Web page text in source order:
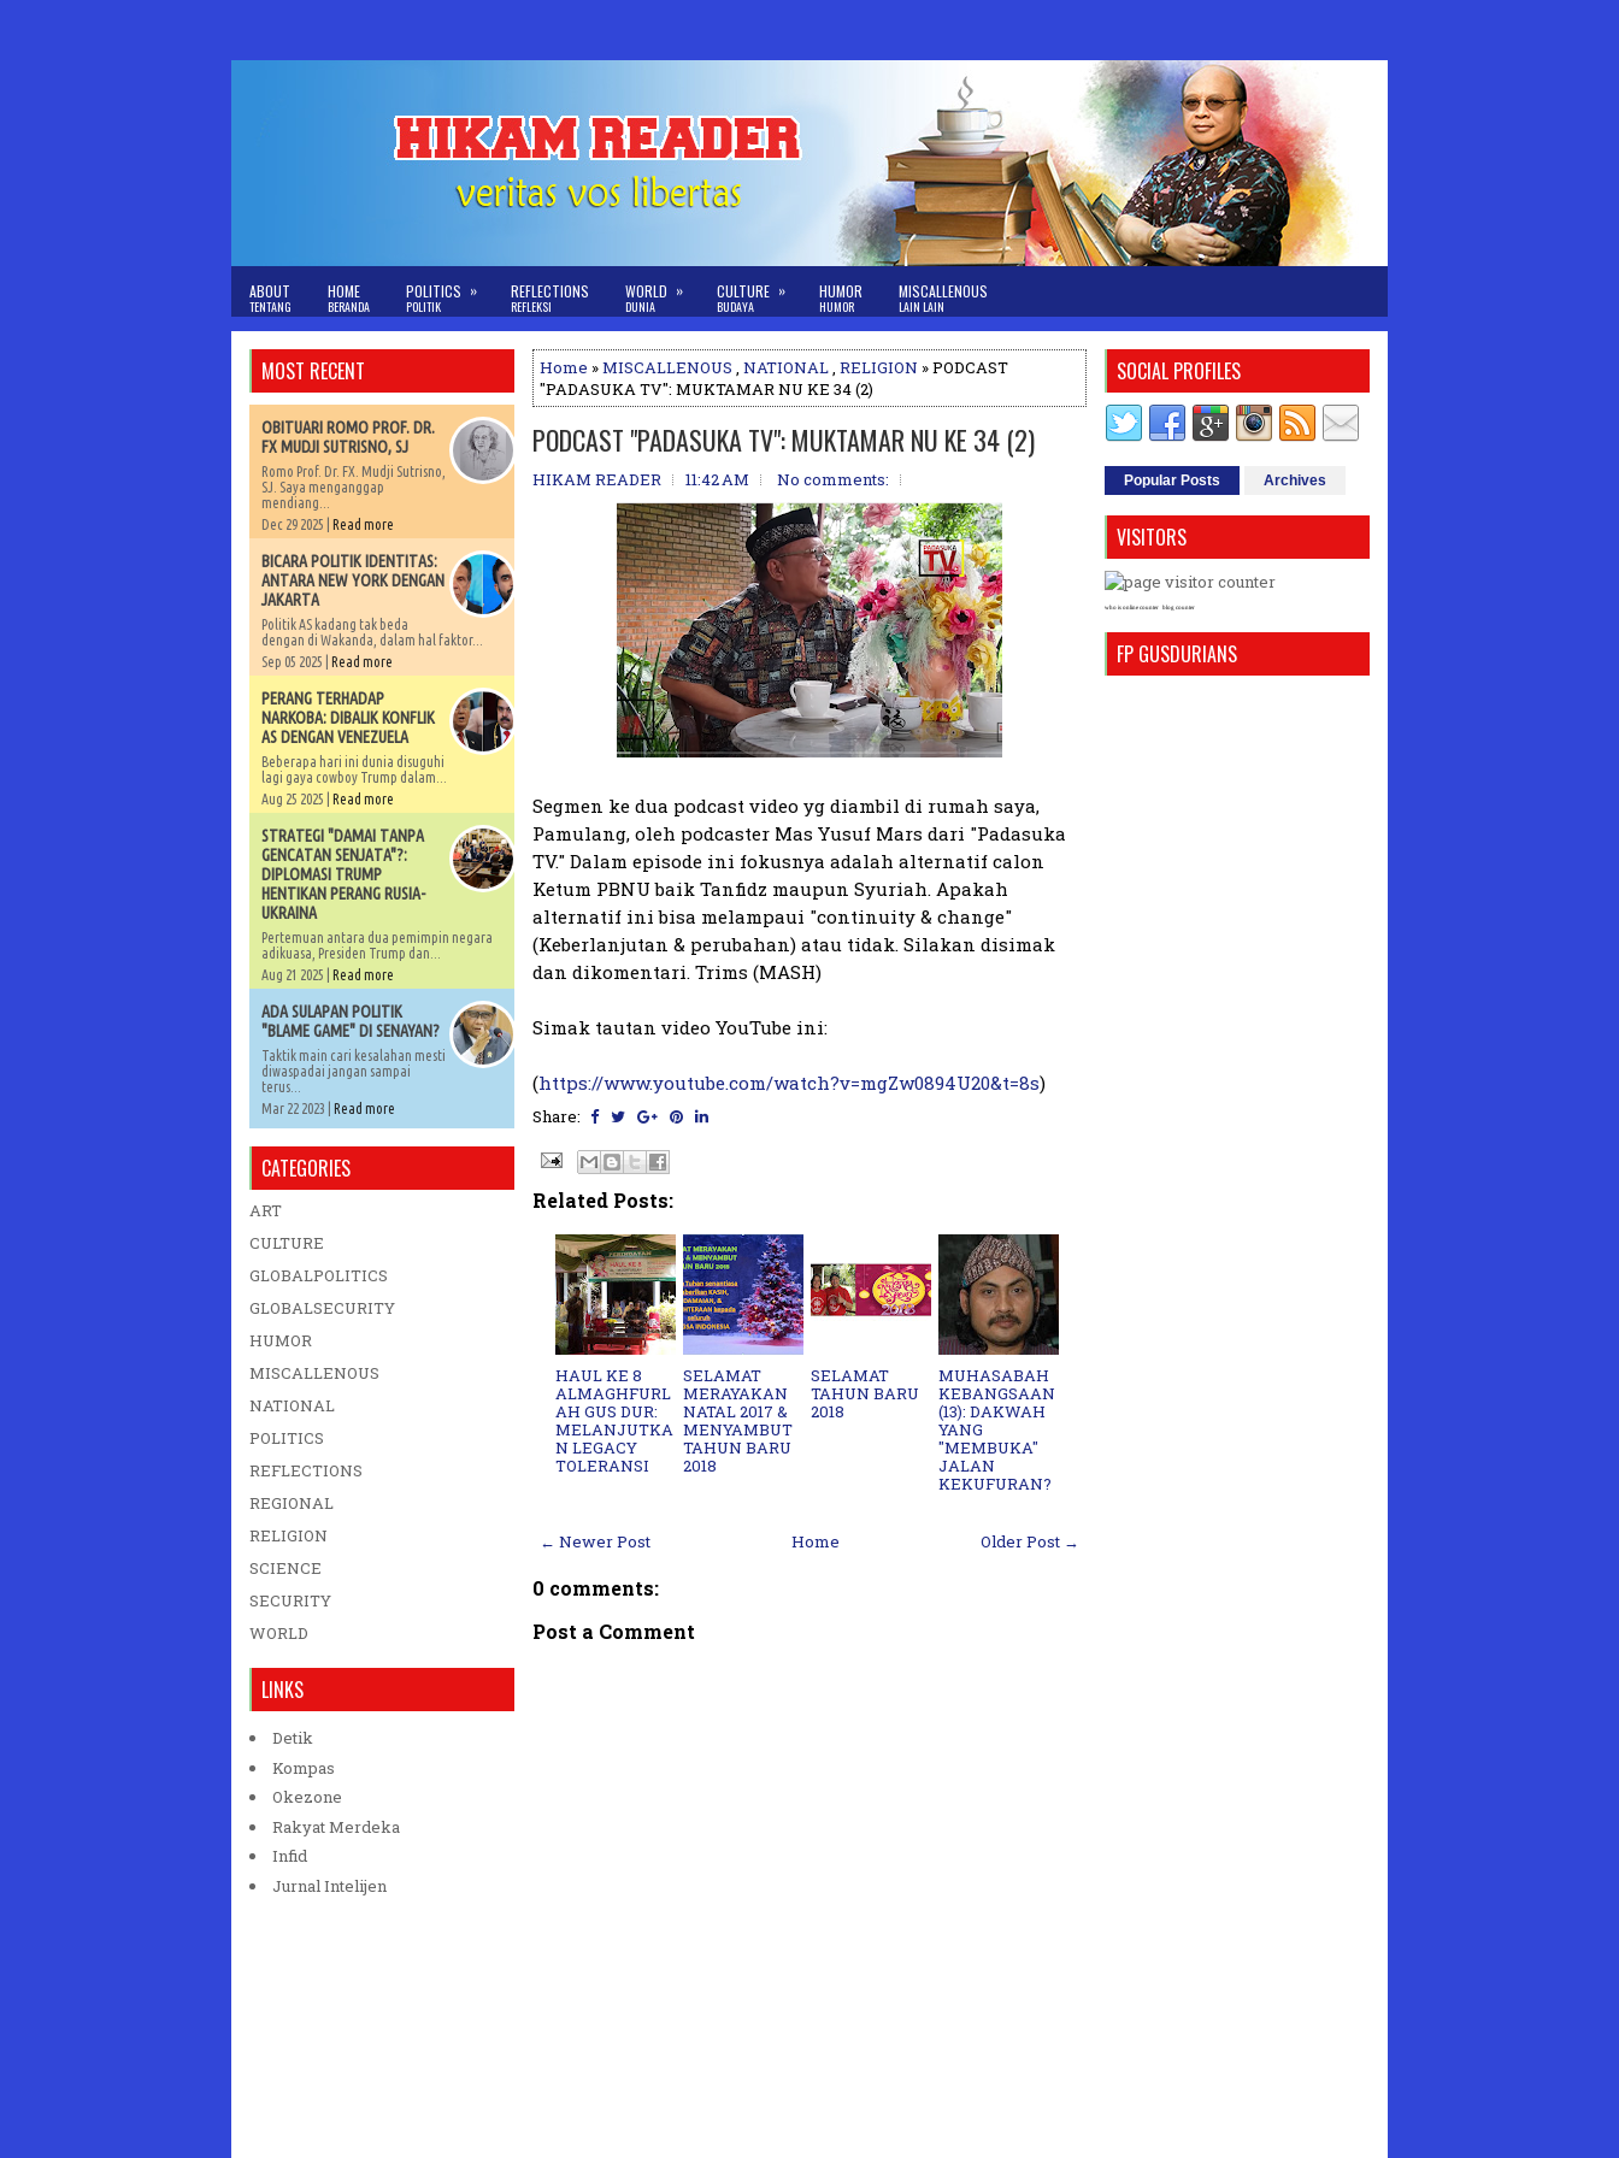
ABOUT
TENTANG
HOME
BERANDA
POLITICS
POLITIK
» REFLECTIONS
REFLEKSI
WORLD
DUNIA
» CULTURE
BUDAYA
» HUMOR
HUMOR
MISCALLENOUS
LAIN LAIN
Home »MISCALLENOUS , NATIONAL, RELIGION » PODCAST
"PADASUKA TV": MUKTAMAR NU KE 34 (2)
PODCAST "PADASUKA TV": MUKTAMAR NU KE 34 (2)
HIKAM READER 11:42 AM No comments:
Segmen ke dua podcast video yg diambil di rumah saya,
Pamulang, oleh podcaster Mas Yusuf Mars dari "Padasuka
TV." Dalam episode ini fokusnya adalah alternatif calon
Ketum PBNU baik Tanfidz maupun Syuriah. Apakah
alternatif ini bisa melampaui "continuity & change"
(Keberlanjutan & perubahan) atau tidak. Silakan disimak
dan dikomentari. Trims (MASH)
Simak tautan video YouTube ini:
(https://www.youtube.com/watch?v=mgZw0894U20&t=8s)
Share:
Related Posts:
HAUL KE 8
ALMAGHFURL
AH GUS DUR:
MELANJUTKA
N LEGACY
TOLERANSI
SELAMAT
MERAYAKAN
NATAL 2017 &
MENYAMBUT
TAHUN BARU
2018
SELAMAT
TAHUN BARU
2018
MUHASABAH
KEBANGSAAN
(13): DAKWAH
YANG
"MEMBUKA"
JALAN
KEKUFURAN?
← Newer Post Older Post →
Home
0 comments:
Post a Comment
MOST RECENT
OBITUARI ROMO PROF. DR.
FX MUDJI SUTRISNO, SJ
Romo Prof. Dr. FX. Mudji Sutrisno,
SJ. Saya menganggap
mendiang...
Dec 29 2025 | Read more
BICARA POLITIK IDENTITAS:
ANTARA NEW YORK DENGAN
JAKARTA
Politik AS kadang tak beda
dengan di Wakanda, dalam hal faktor...
Sep 05 2025 | Read more
PERANG TERHADAP
NARKOBA: DIBALIK KONFLIK
AS DENGAN VENEZUELA
Beberapa hari ini dunia disuguhi
lagi gaya cowboy Trump dalam...
Aug 25 2025 | Read more
STRATEGI "DAMAI TANPA
GENCATAN SENJATA"?:
DIPLOMASI TRUMP
HENTIKAN PERANG RUSIA-
UKRAINA
Pertemuan antara dua pemimpin negara
adikuasa, Presiden Trump dan...
Aug 21 2025 | Read more
ADA SULAPAN POLITIK
"BLAME GAME" DI SENAYAN?
Taktik main cari kesalahan mesti
diwaspadai jangan sampai
terus...
Mar 22 2023 | Read more
CATEGORIES
ART
CULTURE
GLOBALPOLITICS
GLOBALSECURITY
HUMOR
MISCALLENOUS
NATIONAL
POLITICS
REFLECTIONS
REGIONAL
RELIGION
SCIENCE
SECURITY
WORLD
LINKS
Detik
Kompas
Okezone
Rakyat Merdeka
Infid
Jurnal Intelijen
SOCIAL PROFILES
Popular Posts Archives
VISITORS
who is online counter blog counter
FP GUSDURIANS